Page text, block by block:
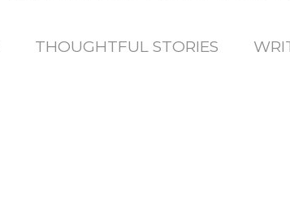
THOUGHTFUL STORIES